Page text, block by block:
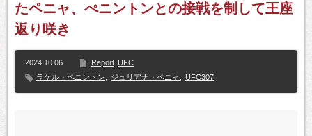
たペニャ、ぺニントンとの接戦を制して王座
返り咲き
2024.10.06 Report UFC
ラケル・ペニントン
ジュリアナ・ペニャ UFC307